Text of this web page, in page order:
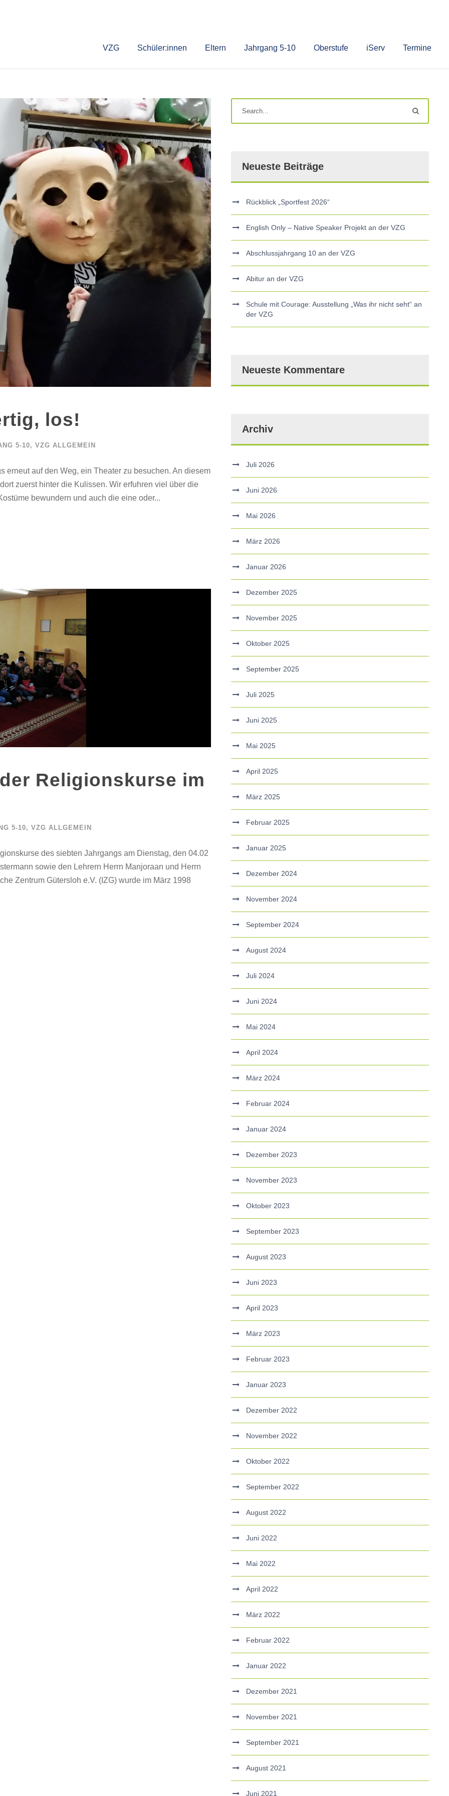
VZG Schüler:innen Eltern Jahrgang 5-10 Oberstufe iServ Termine
los!
5-10, VZG ALLGEMEIN
erneut auf den Weg, ein Theater zu besuchen. An diesem
zuerst hinter die Kulissen. Wir erfuhren viel über die
bewundern und auch die eine oder...
Religionskurse im
5-10, VZG ALLGEMEIN
des siebten Jahrgangs am Dienstag, den 04.02
sowie den Lehrern Herrn Manjoraan und Herrn
Zentrum Gütersloh e.V. (IZG) wurde im März 1998
Neueste Beiträge
Rückblick „Sportfest 2026“
English Only – Native Speaker Projekt an der VZG
Abschlussjahrgang 10 an der VZG
Abitur an der VZG
Schule mit Courage: Ausstellung „Was ihr nicht seht“ an
der VZG
Neueste Kommentare
Archiv
Juli 2026
Juni 2026
Mai 2026
März 2026
Januar 2026
Dezember 2025
November 2025
Oktober 2025
September 2025
Juli 2025
Juni 2025
Mai 2025
April 2025
März 2025
Februar 2025
Januar 2025
Dezember 2024
November 2024
September 2024
August 2024
Juli 2024
Juni 2024
Mai 2024
April 2024
März 2024
Februar 2024
Januar 2024
Dezember 2023
November 2023
Oktober 2023
September 2023
August 2023
Juni 2023
April 2023
März 2023
Februar 2023
Januar 2023
Dezember 2022
November 2022
Oktober 2022
September 2022
August 2022
Juni 2022
Mai 2022
April 2022
März 2022
Februar 2022
Januar 2022
Dezember 2021
November 2021
September 2021
August 2021
Juni 2021